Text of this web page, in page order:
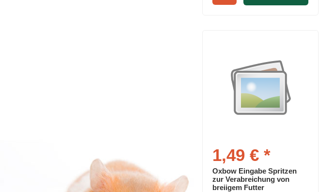
1,49 € *
Oxbow Eingabe Spritzen
zur Verabreichung von
breiigem Futter